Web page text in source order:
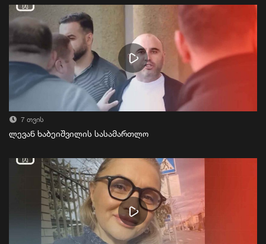
7 თვის
ლევან ხაბეიშვილის სასამართლო